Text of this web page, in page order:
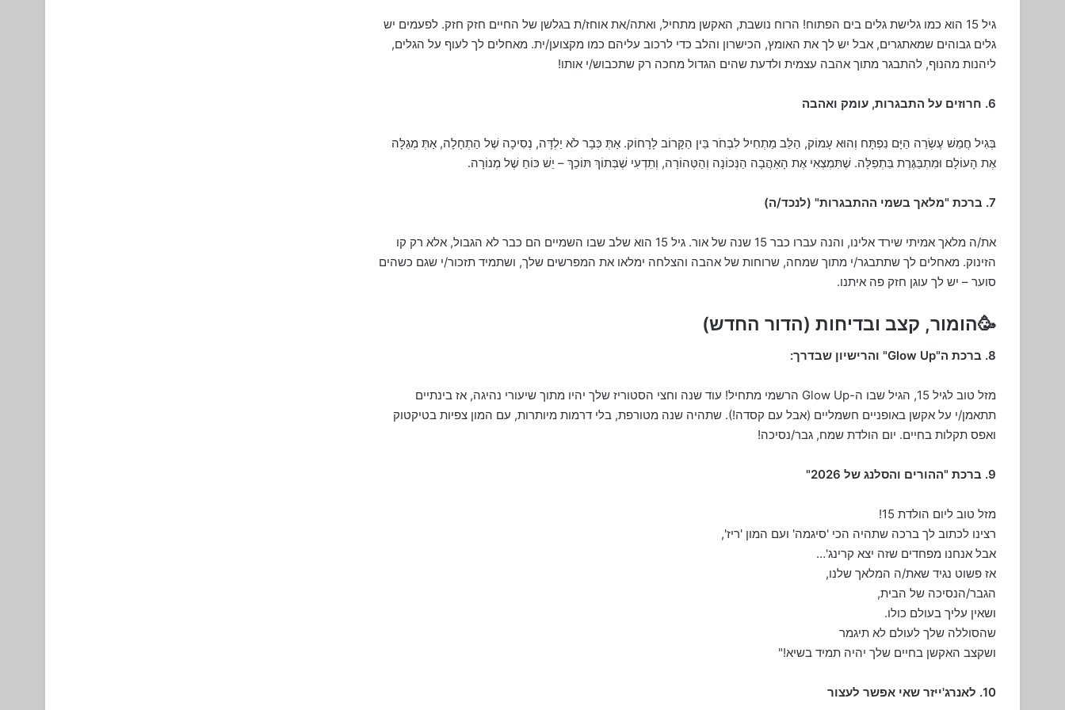
גיל 15 הוא כמו גלישת גלים בים הפתוח! הרוח נושבת, האקשן מתחיל, ואתה/את אוחז/ת בגלשן של החיים חזק חזק. לפעמים יש
גלים גבוהים שמאתגרים, אבל יש לך את האומץ, הכישרון והלב כדי לרכוב עליהם כמו מקצוען/ית. מאחלים לך לעוף על הגלים,
ליהנות מהנוף, להתבגר מתוך אהבה עצמית ולדעת שהים הגדול מחכה רק שתכבוש/י אותו!
6. חרוזים על התבגרות, עומק ואהבה
בְּגִיל חֲמֵשׁ עֶשְׂרֵה הַיָּם נִפְתָּח וְהוּא עָמוֹק, הַלֵּב מַתְחִיל לִבְחֹר בֵּין הַקָּרוֹב לָרָחוֹק. אַתְּ כְּבָר לֹא יַלְדָּה, נְסִיכָה שֶׁל הַתְחָלָה, אַתְּ מְגַלָּה
אֶת הָעוֹלָם וּמִתְבַּגֶּרֶת בִּתְפִלָּה. שֶׁתִּמְצְאִי אֶת הָאַהֲבָה הַנְּכוֹנָה וְהַטְּהוֹרָה, וְתֵדְעִי שֶׁבְּתוֹךְ תּוֹכֵךְ – יֵשׁ כּוֹחַ שֶׁל מְנוֹרָה.
7. ברכת "מלאך בשמי ההתבגרות" (לנכד/ה)
את/ה מלאך אמיתי שירד אלינו, והנה עברו כבר 15 שנה של אור. גיל 15 הוא שלב שבו השמיים הם כבר לא הגבול, אלא רק קו
הזינוק. מאחלים לך שתתבגר/י מתוך שמחה, שרוחות של אהבה והצלחה ימלאו את המפרשים שלך, ושתמיד תזכור/י שגם כשהים
סוער – יש לך עוגן חזק פה איתנו.
🥳הומור, קצב ובדיחות (הדור החדש)
8. ברכת ה"Glow Up" והרישיון שבדרך:
מזל טוב לגיל 15, הגיל שבו ה-Glow Up הרשמי מתחיל! עוד שנה וחצי הסטוריז שלך יהיו מתוך שיעורי נהיגה, אז בינתיים
תתאמן/י על אקשן באופניים חשמליים (אבל עם קסדה!). שתהיה שנה מטורפת, בלי דרמות מיותרות, עם המון צפיות בטיקטוק
ואפס תקלות בחיים. יום הולדת שמח, גבר/נסיכה!
9. ברכת "ההורים והסלנג של 2026"
מזל טוב ליום הולדת 15!
רצינו לכתוב לך ברכה שתהיה הכי 'סיגמה' ועם המון 'ריז',
אבל אנחנו מפחדים שזה יצא קרינג'…
אז פשוט נגיד שאת/ה המלאך שלנו,
הגבר/הנסיכה של הבית,
ושאין עליך בעולם כולו.
שהסוללה שלך לעולם לא תיגמר
ושקצב האקשן בחיים שלך יהיה תמיד בשיא!"
10. לאנרג'ייזר שאי אפשר לעצור